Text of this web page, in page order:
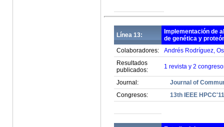
Línea 13:
Implementación de
de genética y
Colaboradores:
Andrés Rodríguez,
Resultados
publicados:
1 revista y 2
Journal:
Journal of
Congresos:
13th IEEE HPCC'11